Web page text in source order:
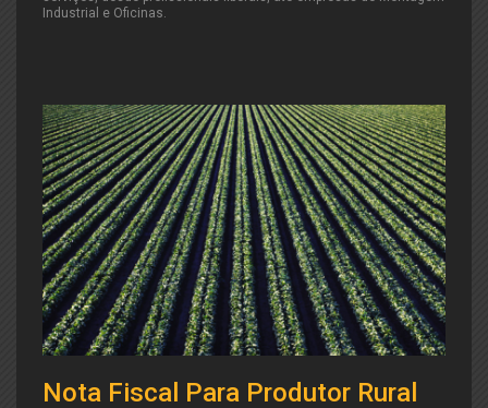
Industrial e Oficinas.
Nota Fiscal Para Produtor Rural